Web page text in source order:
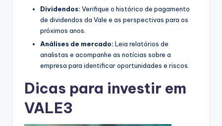
Dividendos: Verifique o histórico de pagamento
de dividendos da Vale e as perspectivas para os
próximos anos.
Análises de mercado: Leia relatórios de
analistas e acompanhe as notícias sobre a
empresa para identificar oportunidades e riscos.
Dicas para investir em
VALE3